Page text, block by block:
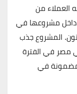
العملاء من
داخل مشروعها في
المشروع جذب
مصر في الفترة
في